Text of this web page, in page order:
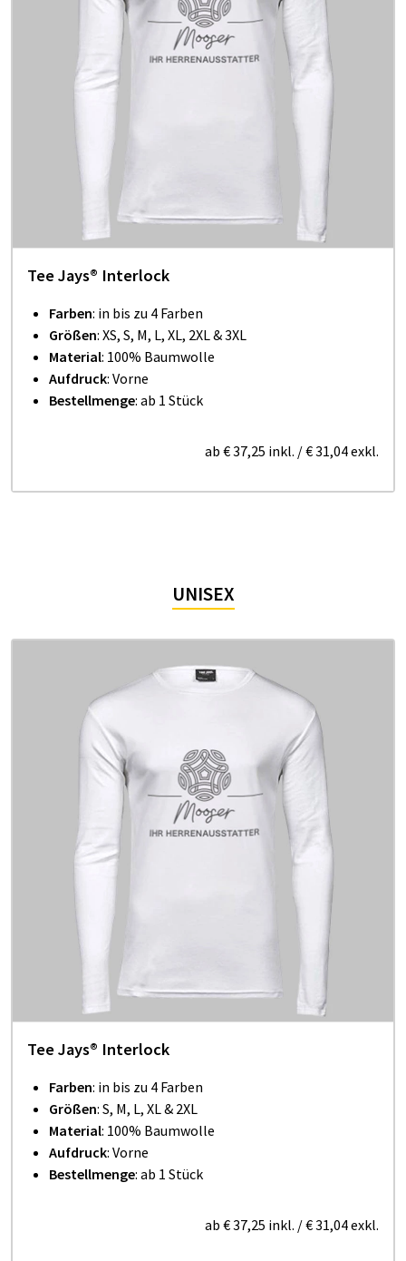
Tee Jays® Interlock
Farben: in bis zu 4 Farben
Größen: XS, S, M, L, XL, 2XL & 3XL
Material: 100% Baumwolle
Aufdruck: Vorne
Bestellmenge: ab 1 Stück
ab € 37,25 inkl. /€ 31,04exkl.
UNISEX
Tee Jays® Interlock
Farben: in bis zu 4 Farben
Größen: S, M, L, XL & 2XL
Material: 100% Baumwolle
Aufdruck: Vorne
Bestellmenge: ab 1 Stück
ab € 37,25 inkl. /€ 31,04exkl.